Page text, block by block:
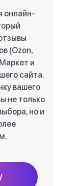
онлайн-
(Ozon,
и
сайта.
вашего
не только
но и